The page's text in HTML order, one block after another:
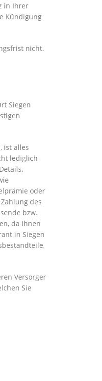
in Ihrer
Kündigung
nicht.
Siegen
ist alles
lediglich
oder
des
bzw.
da Ihnen
in Siegen
Versorger
Sie